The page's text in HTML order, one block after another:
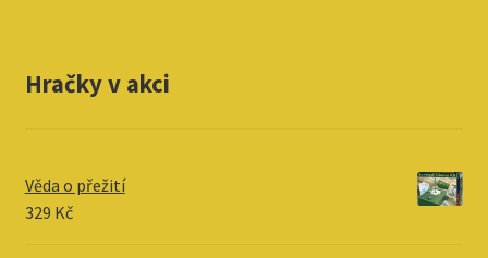
Hračky v akci
Věda o přežití
329 Kč